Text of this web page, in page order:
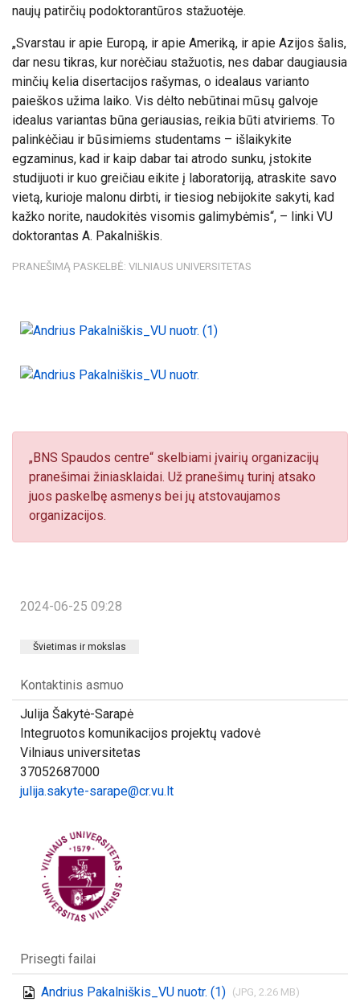
naujų patirčių podoktorantūros stažuotėje.
„Svarstau ir apie Europą, ir apie Ameriką, ir apie Azijos šalis,
dar nesu tikras, kur norėčiau stažuotis, nes dabar daugiausia
minčių kelia disertacijos rašymas, o idealaus varianto
paieškos užima laiko. Vis dėlto nebūtinai mūsų galvoje
idealus variantas būna geriausias, reikia būti atviriems. To
palinkėčiau ir būsimiems studentams – išlaikykite
egzaminus, kad ir kaip dabar tai atrodo sunku, įstokite
studijuoti ir kuo greičiau eikite į laboratoriją, atraskite savo
vietą, kurioje malonu dirbti, ir tiesiog nebijokite sakyti, kad
kažko norite, naudokitės visomis galimybėmis“, – linki VU
doktorantas A. Pakalniškis.
PRANEŠIMĄ PASKELBĖ: VILNIAUS UNIVERSITETAS
„BNS Spaudos centre“ skelbiami įvairių organizacijų
pranešimai žiniasklaidai. Už pranešimų turinį atsako
juos paskelbę asmenys bei jų atstovaujamos
organizacijos.
2024-06-25 09:28
Švietimas ir mokslas
Kontaktinis asmuo
Julija Šakytė-Sarapė
Integruotos komunikacijos projektų vadovė
Vilniaus universitetas
37052687000
julija.sakyte-sarape@cr.vu.lt
Prisegti failai
Andrius Pakalniškis_VU nuotr. (1) (JPG, 2.26 MB)